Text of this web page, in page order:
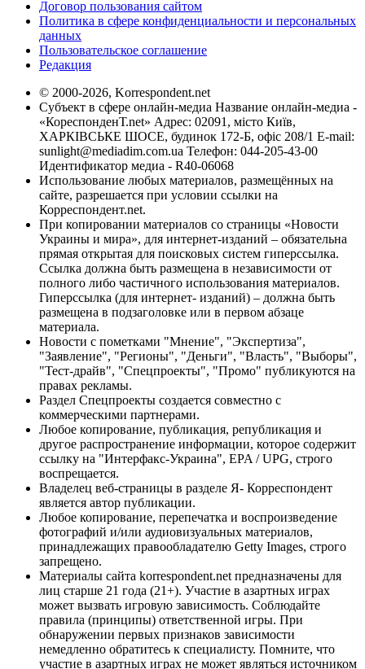
Договор пользования сайтом
Политика в сфере конфиденциальности и персональных
данных
Пользовательское соглашение
Редакция
© 2000-2026, Korrespondent.net
Субъект в сфере онлайн-медиа Название онлайн-медиа -
«КореспонденТ.net» Адрес: 02091, місто Київ,
ХАРКІВСЬКЕ ШОСЕ, будинок 172-Б, офіс 208/1 E-mail:
sunlight@mediadim.com.ua Телефон: 044-205-43-00
Идентификатор медиа - R40-06068
Использование любых материалов, размещённых на
сайте, разрешается при условии ссылки на
Корреспондент.net.
При копировании материалов со страницы «Новости
Украины и мира», для интернет-изданий – обязательна
прямая открытая для поисковых систем гиперссылка.
Ссылка должна быть размещена в независимости от
полного либо частичного использования материалов.
Гиперссылка (для интернет- изданий) – должна быть
размещена в подзаголовке или в первом абзаце
материала.
Новости с пометками "Мнение", "Экспертиза",
"Заявление", "Регионы", "Деньги", "Власть", "Выборы",
"Тест-драйв", "Спецпроекты", "Промо" публикуются на
правах рекламы.
Раздел Спецпроекты создается совместно с
коммерческими партнерами.
Любое копирование, публикация, републикация и
другое распространение информации, которое содержит
ссылку на "Интерфакс-Украина", EPA / UPG, строго
воспрещается.
Владелец веб-страницы в разделе Я- Корреспондент
является автор публикации.
Любое копирование, перепечатка и воспроизведение
фотографий и/или аудиовизуальных материалов,
принадлежащих правообладателю Getty Images, строго
запрещено.
Материалы сайта korrespondent.net предназначены для
лиц старше 21 года (21+). Участие в азартных играх
может вызвать игровую зависимость. Соблюдайте
правила (принципы) ответственной игры. При
обнаружении первых признаков зависимости
немедленно обратитесь к специалисту. Помните, что
участие в азартных играх не может являться источником